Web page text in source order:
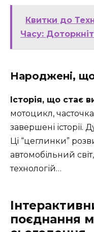
Квитки до
Часу:
Народжені,
Історія, що стає
мотоцикл,
завершені історії.
Ці “цеглинки”
автомобільний
технологій…
поєднання